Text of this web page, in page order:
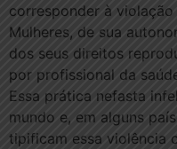
corresponder à
Mulheres, de sua
dos seus direitos
por profissional da
Essa prática nefasta
mundo e, em alguns
tipificam essa violência